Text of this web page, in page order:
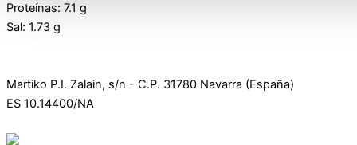
Proteínas: 7.1 g
Sal: 1.73 g
Martiko P.I. Zalain, s/n - C.P. 31780 Navarra (España)
ES 10.14400/NA